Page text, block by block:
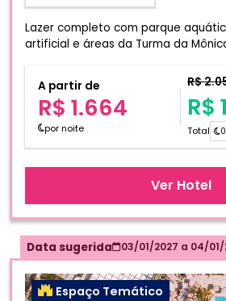
Lazer completo com parque
artificial e áreas da Turma da
A partir de
R$ 1.664
por noite
R$
R$
Total
Ver Hotel
Data sugerida 03/01/2027 a 04/01/
Espaço Temático